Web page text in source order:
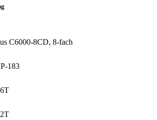
C6000-8CD, 8-fach
183